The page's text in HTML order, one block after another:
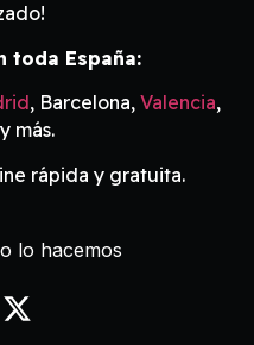
toda España:
, Barcelona, Valencia,
y más.
rápida y gratuita.
lo hacemos